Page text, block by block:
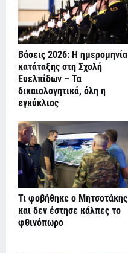
Βάσεις 2026: Η ημερομηνία
κατάταξης στη Σχολή
Ευελπίδων – Τα
δικαιολογητικά, όλη η
εγκύκλιος
Τι φοβήθηκε ο Μητσοτάκης
και δεν έστησε κάλπες το
φθινόπωρο